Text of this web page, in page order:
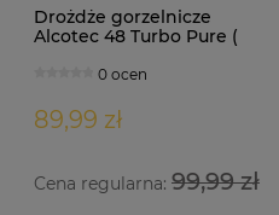
Drożdże gorzelnicze
Alcotec 48 Turbo Pure (
0 ocen
89,99 zł
Cena regularna: 99,99 zł